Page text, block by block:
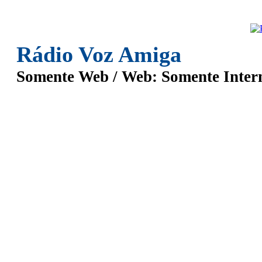
Rádio Voz Amiga
Somente Web / Web: Somente